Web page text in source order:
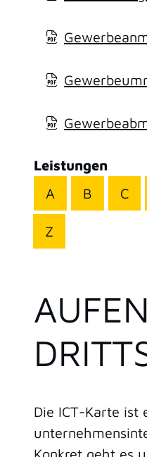
Leistungen
A
B C
Z
Die ICT-Karte ist